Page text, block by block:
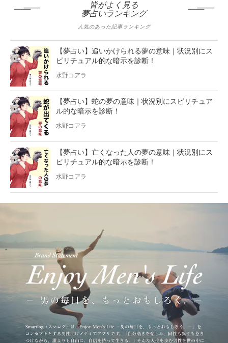
皆がよく見る
夢占いランキング
人気のあった記事ランキング
【夢占い】追いかけられる夢の意味｜状況別にス
ピリチュアル的な暗示を診断！
水野コアラ
【夢占い】蛇の夢の意味｜状況別にスピリチュア
ル的な暗示を診断！
水野コアラ
【夢占い】亡くなった人の夢の意味｜状況別にス
ピリチュアル的な暗示を診断！
水野コアラ